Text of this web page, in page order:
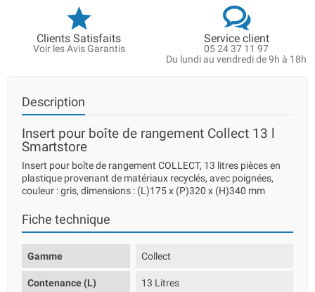
Clients Satisfaits
Voir les Avis Garantis
Service client
05 24 37 11 97
Du lundi au vendredi de 9h à 18h
Description
Insert pour boîte de rangement Collect 13 l
Smartstore
Insert pour boîte de rangement COLLECT, 13 litres pièces en
plastique provenant de matériaux recyclés, avec poignées,
couleur : gris, dimensions : (L)175 x (P)320 x (H)340 mm
Fiche technique
Gamme Collect
Contenance (L) 13 Litres